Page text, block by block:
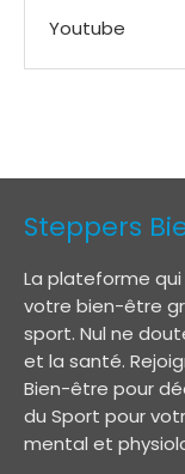
Youtube
Steppers
La plateforme
votre bien-être
sport. Nul ne
et la santé.
Bien-être pour
du Sport pour
mental et